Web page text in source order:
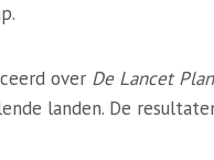
over De Lancet
landen. De